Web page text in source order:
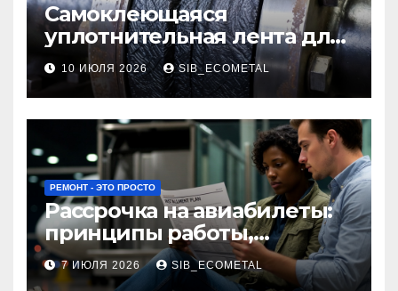
Самоклеющаяся
уплотнительная лента для
огнезащиты фланцевых
соединений
10 ИЮЛЯ 2026 SIB_ECOMETAL
РЕМОНТ - ЭТО ПРОСТО
Рассрочка на авиабилеты:
принципы работы,
требования и
потенциальные риски
7 ИЮЛЯ 2026 SIB_ECOMETAL